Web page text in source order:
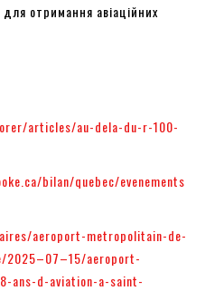
отримання авіаційних
articles/au-dela-du-r-100-
bilan/quebec/evenements
aeroport-metropolitain-de-
2025–07–15/aeroport-
ans-d-aviation-a-saint-